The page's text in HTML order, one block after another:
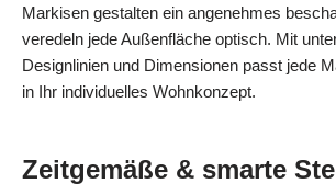
Markisen gestalten ein angenehmes
veredeln jede Außenfläche optisch. Mit
Designlinien und Dimensionen passt jede
in Ihr individuelles Wohnkonzept.
Zeitgemäße & smarte